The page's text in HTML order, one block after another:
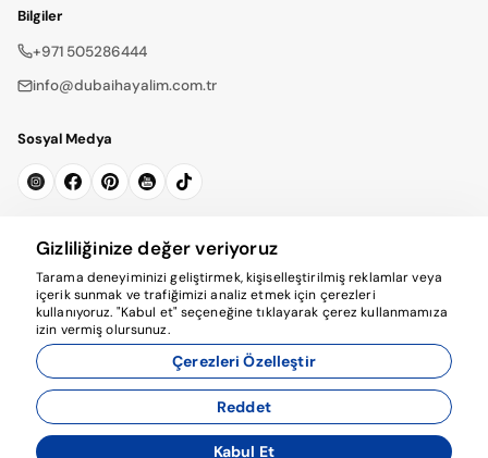
Bilgiler
+971 505286444
info@dubaihayalim.com.tr
Sosyal Medya
Abone Ol
© 2026 dubaihayalim.com.tr. Tüm hakları saklıdır.
Gizliliğinize değer veriyoruz
Tarama deneyiminizi geliştirmek, kişiselleştirilmiş reklamlar veya
içerik sunmak ve trafiğimizi analiz etmek için çerezleri
kullanıyoruz. "Kabul et" seçeneğine tıklayarak çerez kullanmamıza
izin vermiş olursunuz.
Çerezleri Özelleştir
Reddet
Kabul Et